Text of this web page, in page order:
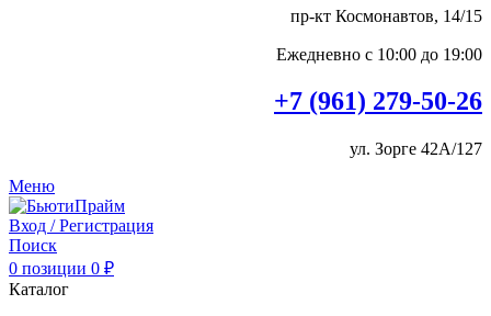
пр-кт Космонавтов, 14/15
Ежедневно с 10:00 до 19:00
+7 (961) 279-50-26
ул. Зорге 42А/127
Меню
Вход / Регистрация
Поиск
0 позиции 0 ₽
Каталог